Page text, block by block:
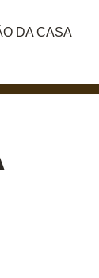
DA CASA